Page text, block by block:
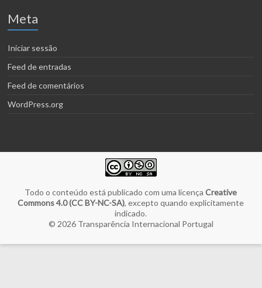
Meta
Iniciar sessão
Feed de entradas
Feed de comentários
WordPress.org
Todo o conteúdo está publicado com uma licençaCreative
Commons 4.0 (CC BY-NC-SA), excepto quando explicitamente
indicado.
© 2026 Transparência Internacional Portugal